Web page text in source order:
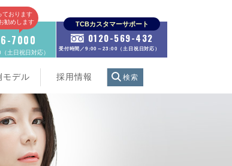
ております
勧めします
7000
土日祝日対応）
TCBカスタマーサポート
0120-569-432
受付時間／9:00～23:00（土日祝日対応）
モデル 採用情報 検索